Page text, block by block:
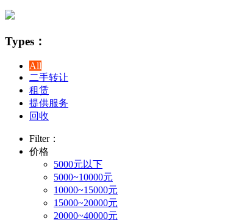
Types：
All
二手转让
租赁
提供服务
回收
Filter：
价格
5000元以下
5000~10000元
10000~15000元
15000~20000元
20000~40000元